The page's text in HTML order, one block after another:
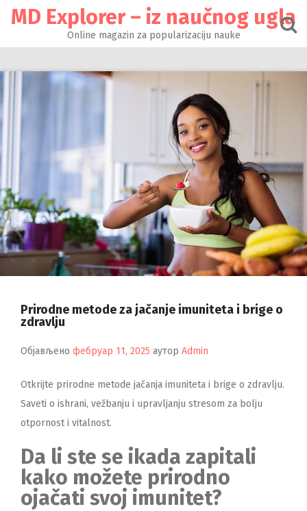
MD Explorer – iz naučnog ugla
Online magazin za popularizaciju nauke
Prirodne metode za jačanje imuniteta i brige o
zdravlju
Објављено фебруар 11, 2025 аутор Admin
Otkrijte prirodne metode jačanja imuniteta i brige o zdravlju.
Saveti o ishrani, vežbanju i upravljanju stresom za bolju
otpornost i vitalnost.
Da li ste se ikada zapitali
kako možete prirodno
ojačati svoj imunitet?